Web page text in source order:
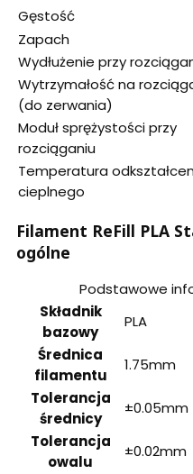
Gęstość
Zapach
Wydłużenie przy
Wytrzymałość na
(do zerwania)
Moduł sprężystości przy
rozciąganiu
Temperatura
cieplnego
Filament ReFill PLA
ogólne
Podstawowe
Składnik
bazowy
PLA
Średnica
filamentu
1.75mm
Tolerancja
średnicy
±0.05mm
Tolerancja
owalu
±0.02mm